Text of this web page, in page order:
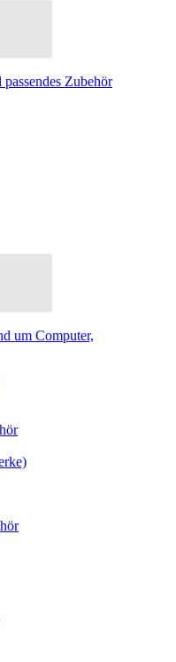
Zubehör
um Computer,